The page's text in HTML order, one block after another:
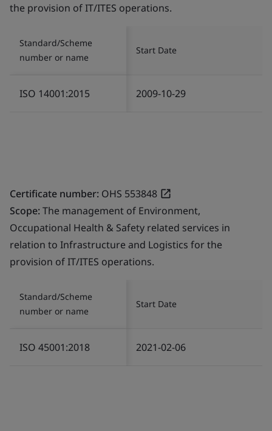
the provision of IT/ITES operations.
Standard/Scheme
number or name
Start Date
ISO 14001:2015 2009-10-29
Certificate number: OHS 553848
Scope:The management of Environment,
Occupational Health & Safety related services in
relation to Infrastructure and Logistics for the
provision of IT/ITES operations.
Standard/Scheme
number or name
Start Date
ISO 45001:2018 2021-02-06